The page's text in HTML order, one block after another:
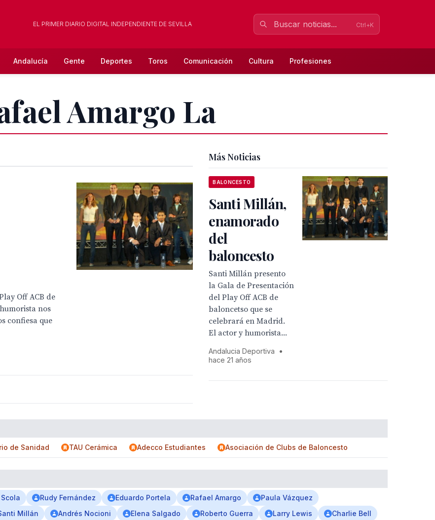
EL PRIMER DIARIO DIGITAL INDEPENDIENTE DE SEVILLA Ctrl+K
Andalucía Gente Deportes Toros Comunicación Cultura Profesiones
Amargo La
Off ACB de
nos
confiesa que
Más Noticias
BALONCESTO
Santi Millán,
enamorado
del
baloncesto
Santi Millán presento
la Gala de Presentación
del Play Off ACB de
baloncetso que se
celebrará en Madrid.
El actor y humorista...
Andalucia Deportiva
•
hace 21 años
de Sanidad TAU Cerámica Adecco Estudiantes Asociación de Clubs de Baloncesto
Rudy Fernández Eduardo Portela Rafael Amargo
Paula Vázquez
Millán Andrés Nocioni Elena Salgado Roberto Guerra Larry Lewis
Charlie Bell